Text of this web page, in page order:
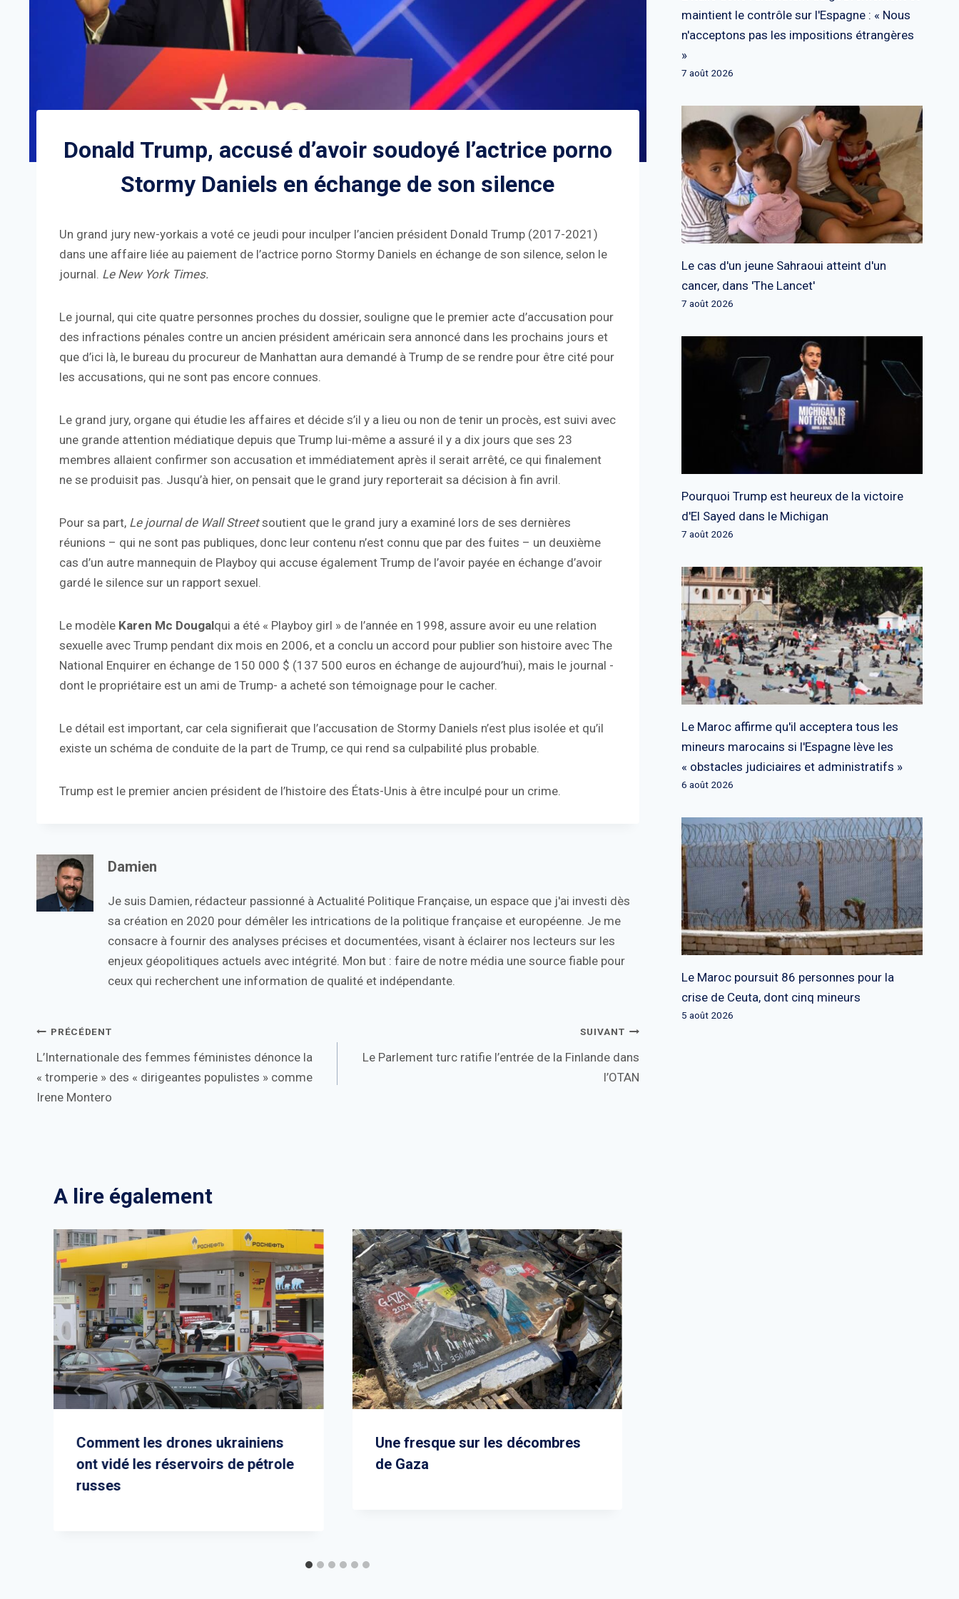
Donald Trump, accusé d’avoir soudoyé l’actrice porno
Stormy Daniels en échange de son silence
Un grand jury new-yorkais a voté ce jeudi pour inculper l’ancien président Donald Trump (2017-2021)
dans une affaire liée au paiement de l’actrice porno Stormy Daniels en échange de son silence, selon le
journal. Le New York Times.
Le journal, qui cite quatre personnes proches du dossier, souligne que le premier acte d’accusation pour
des infractions pénales contre un ancien président américain sera annoncé dans les prochains jours et
que d’ici là, le bureau du procureur de Manhattan aura demandé à Trump de se rendre pour être cité pour
les accusations, qui ne sont pas encore connues.
Le grand jury, organe qui étudie les affaires et décide s’il y a lieu ou non de tenir un procès, est suivi avec
une grande attention médiatique depuis que Trump lui-même a assuré il y a dix jours que ses 23
membres allaient confirmer son accusation et immédiatement après il serait arrêté, ce qui finalement
ne se produisit pas. Jusqu’à hier, on pensait que le grand jury reporterait sa décision à fin avril.
Pour sa part, Le journal de Wall Streetsoutient que le grand jury a examiné lors de ses dernières
réunions – qui ne sont pas publiques, donc leur contenu n’est connu que par des fuites – un deuxième
cas d’un autre mannequin de Playboy qui accuse également Trump de l’avoir payée en échange d’avoir
gardé le silence sur un rapport sexuel.
Le modèle Karen Mc Dougalqui a été « Playboy girl » de l’année en 1998, assure avoir eu une relation
sexuelle avec Trump pendant dix mois en 2006, et a conclu un accord pour publier son histoire avec The
National Enquirer en échange de 150 000 $ (137 500 euros en échange de aujourd’hui), mais le journal -
dont le propriétaire est un ami de Trump- a acheté son témoignage pour le cacher.
Le détail est important, car cela signifierait que l’accusation de Stormy Daniels n’est plus isolée et qu’il
existe un schéma de conduite de la part de Trump, ce qui rend sa culpabilité plus probable.
Trump est le premier ancien président de l’histoire des États-Unis à être inculpé pour un crime.
Damien
Je suis Damien, rédacteur passionné à Actualité Politique Française, un espace que j'ai investi dès
sa création en 2020 pour démêler les intrications de la politique française et européenne. Je me
consacre à fournir des analyses précises et documentées, visant à éclairer nos lecteurs sur les
enjeux géopolitiques actuels avec intégrité. Mon but : faire de notre média une source fiable pour
ceux qui recherchent une information de qualité et indépendante.
Navigation
de
l’article
PRÉCÉDENT
L’Internationale des femmes féministes dénonce la
« tromperie » des « dirigeantes populistes » comme
Irene Montero
SUIVANT
Le Parlement turc ratifie l’entrée de la Finlande dans
l’OTAN
A lire également
Comment les drones ukrainiens
ont vidé les réservoirs de pétrole
russes
Une fresque sur les décombres
de Gaza
maintient le contrôle sur l'Espagne : « Nous
n'acceptons pas les impositions étrangères
»
7 août 2026
Le cas d'un jeune Sahraoui atteint d'un
cancer, dans 'The Lancet'
7 août 2026
Pourquoi Trump est heureux de la victoire
d'El Sayed dans le Michigan
7 août 2026
Le Maroc affirme qu'il acceptera tous les
mineurs marocains si l'Espagne lève les
« obstacles judiciaires et administratifs »
6 août 2026
Le Maroc poursuit 86 personnes pour la
crise de Ceuta, dont cinq mineurs
5 août 2026